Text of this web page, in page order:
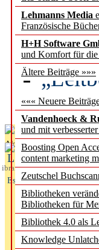
Lehmanns Media
Französische
H+H Software
und Komfort für
Ältere Beiträge »»»
««« Neuere
Vandenhoeck &
und mit
Boosting Open
content marketing
Zeutschel
Bibliotheken
Bibliotheken für
Bibliothek 4.0 als
Knowledge
des
Aktuelles aus
L
ibrary
Essentials